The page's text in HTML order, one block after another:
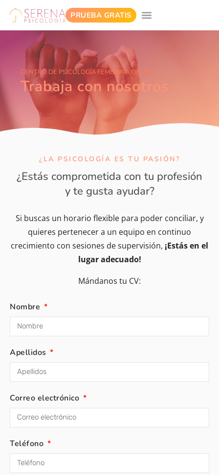
PRUEBA GRATIS
CENTRO DE PSICOLOGÍA FEMENINA ONLINE
Trabaja con nosotros
¿LA PSICOLOGÍA ES TU PASIÓN?
¿Estás comprometida con tu profesión
y te gusta ayudar?
Si buscas un horario flexible para poder conciliar, y
quieres pertenecer a un equipo en continuo
crecimiento con sesiones de supervisión, ¡Estás en el
lugar adecuado!
Mándanos tu CV:
Nombre
Apellidos
Correo electrónico
Teléfono